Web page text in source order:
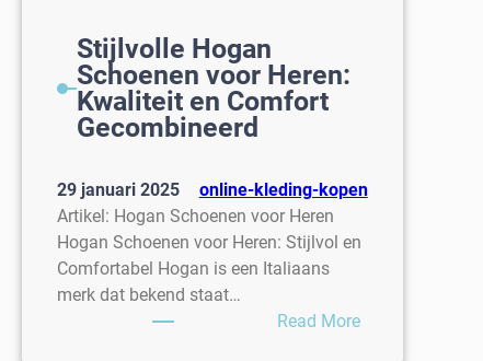
Stijlvolle Hogan
Schoenen voor Heren:
Kwaliteit en Comfort
Gecombineerd
29 januari 2025
online-kleding-kopen
Artikel: Hogan Schoenen voor Heren
Hogan Schoenen voor Heren: Stijlvol en
Comfortabel Hogan is een Italiaans
merk dat bekend staat…
Read More: